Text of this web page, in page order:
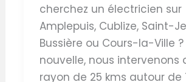
cherchez un électricien sur
Amplepuis, Cublize, Saint-
Bussière ou Cours-la-Ville ?
nouvelle, nous intervenons
rayon de 25 kms autour de